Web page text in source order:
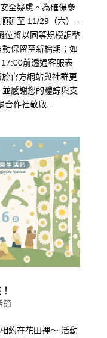
全疑慮。為確保參
延至 11/29（六）–
位將以同等規模調整
保留至新檔期；如
前透過客服表
官方網站與社群更
感謝您的體諒與支
合作社敬啟...
節
約在花田裡～ 活動